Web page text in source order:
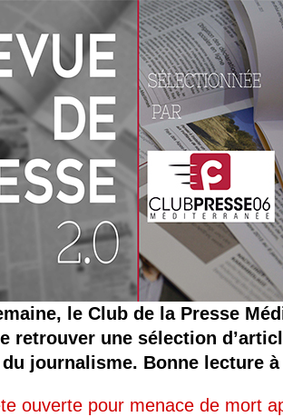
le Club de la Presse
retrouver une sélection
journalisme. Bonne lecture
ouverte pour menace de mort